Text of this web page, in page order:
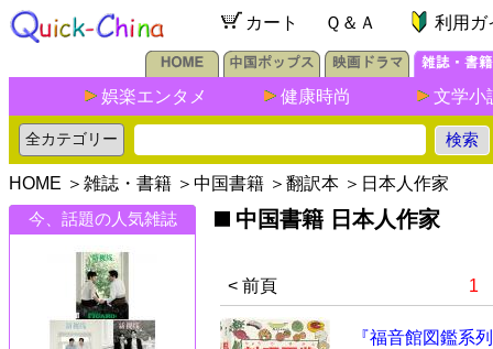
カート Ｑ＆Ａ 利用ガ
娯楽エンタメ 健康時尚 文学小
HOME ＞ 雑誌・書籍 ＞ 中国書籍 ＞ 翻訳本 ＞ 日本人作家
今、話題の人気雑誌
中国書籍 日本人作家
< 前頁 1
『福音館図鑑系